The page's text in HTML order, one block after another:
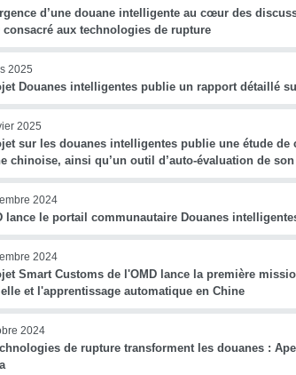
d’une douane intelligente au cœur des
consacré aux technologies de rupture
2025
Douanes intelligentes publie un rapport détaillé
2025
sur les douanes intelligentes publie une étude de
chinoise, ainsi qu’un outil d’auto-évaluation de
2024
lance le portail communautaire Douanes
2024
Smart Customs de l'OMD lance la première
et l'apprentissage automatique en Chine
2024
de rupture transforment les douanes :